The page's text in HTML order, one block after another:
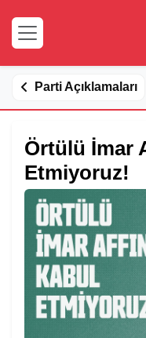
Parti Açıklamaları
Örtülü İmar
Etmiyoruz!